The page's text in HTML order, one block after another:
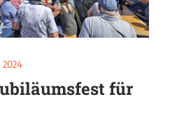
2024
für